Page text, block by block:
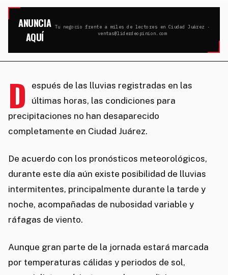
ANUNCIA
AQUÍ
Tu negocio frente a miles de lectores en Ciudad Juárez ·
ventas@liderdeopinion.com
D
espués de las lluvias registradas en las
últimas horas, las condiciones para
precipitaciones no han desaparecido
completamente en Ciudad Juárez.
De acuerdo con los pronósticos meteorológicos,
durante este día aún existe posibilidad de lluvias
intermitentes, principalmente durante la tarde y
noche, acompañadas de nubosidad variable y
ráfagas de viento.
Aunque gran parte de la jornada estará marcada
por temperaturas cálidas y periodos de sol,